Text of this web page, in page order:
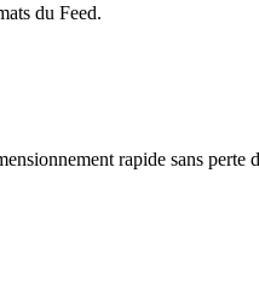
du Feed.
rapide sans perte